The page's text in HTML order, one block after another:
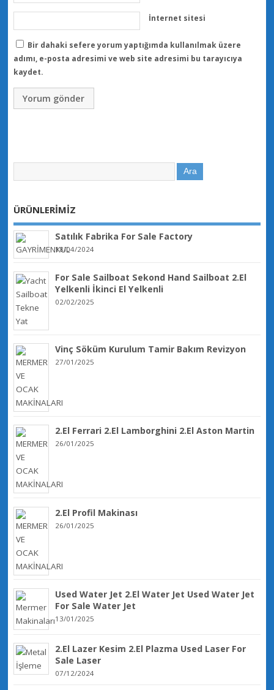
İnternet sitesi
Bir dahaki sefere yorum yaptığımda kullanılmak üzere
adımı, e-posta adresimi ve web site adresimi bu tarayıcıya
kaydet.
ÜRÜNLERİMİZ
Satılık Fabrika For Sale Factory
18/04/2024
For Sale Sailboat Sekond Hand Sailboat 2.El
Yelkenli İkinci El Yelkenli
02/02/2025
Vinç Söküm Kurulum Tamir Bakım Revizyon
27/01/2025
2.El Ferrari 2.El Lamborghini 2.El Aston Martin
26/01/2025
2.El Profil Makinası
26/01/2025
Used Water Jet 2.El Water Jet Used Water Jet
For Sale Water Jet
13/01/2025
2.El Lazer Kesim 2.El Plazma Used Laser For
Sale Laser
07/12/2024